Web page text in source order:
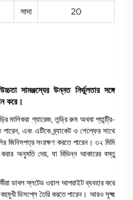
সাদা 20
সামঞ্জস্যের উন্নত নির্ভুলতার সঙ্গে
করে।
মালিকরা গ্যারেজ, লন্ড্রি রুম অথবা প্যান্ট্রি-
এবং এটিকে ব্র্যাকেট ও শেল্ফের সাথে
জিনিসপত্র সংরক্ষণ করতে পারেন। ৩২ মিমি
অনুমতি দেয়, যা বিভিন্ন আকারের বস্তু
ডাবল স্লটেড ওয়াল আপরাইট ব্যবহার করে
ডিসপ্লে তৈরি করতে পারেন। আরও সূক্ষ্ম